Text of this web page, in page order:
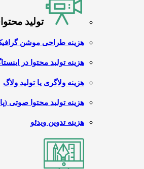
تولید
هزینه طراحی موشن
هزینه تولید محتوا در
هزینه ولاگری یا تولید ولاگ
هزینه تولید محتوا صوتی
هزینه تدوین ویدئو